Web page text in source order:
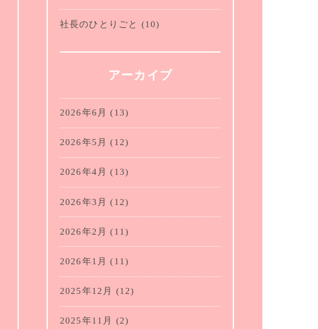
社長のひとりごと (10)
アーカイブ
2026年6月 (13)
2026年5月 (12)
2026年4月 (13)
2026年3月 (12)
2026年2月 (11)
2026年1月 (11)
2025年12月 (12)
2025年11月 (2)